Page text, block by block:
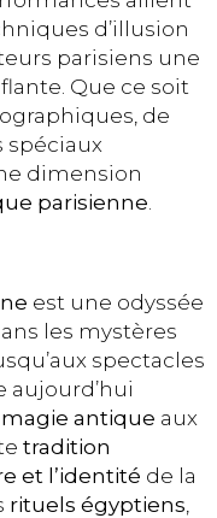
d’illusion
parisiens une
Que ce soit
de
spéciaux
dimension
parisienne.
est une odyssée
les mystères
spectacles
aujourd’hui
magie antique aux
tradition
et l’identité de la
rituels égyptiens